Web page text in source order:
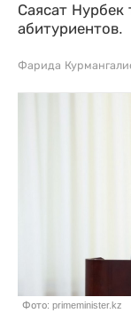
Саясат Нурбек
абитуриентов.
Фарида
Фото: primeminister.kz